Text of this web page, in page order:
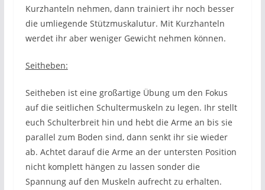
Kurzhanteln nehmen, dann trainiert ihr noch besser
die umliegende Stützmuskalutur. Mit Kurzhanteln
werdet ihr aber weniger Gewicht nehmen können.
Seitheben:
Seitheben ist eine großartige Übung um den Fokus
auf die seitlichen Schultermuskeln zu legen. Ihr stellt
euch Schulterbreit hin und hebt die Arme an bis sie
parallel zum Boden sind, dann senkt ihr sie wieder
ab. Achtet darauf die Arme an der untersten Position
nicht komplett hängen zu lassen sonder die
Spannung auf den Muskeln aufrecht zu erhalten.